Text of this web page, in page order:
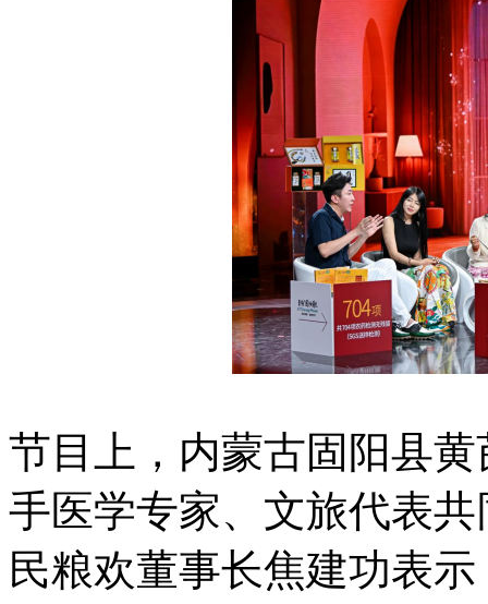
节目上，内蒙古固阳县
手医学专家、文旅代表
民粮欢董事长焦建功表